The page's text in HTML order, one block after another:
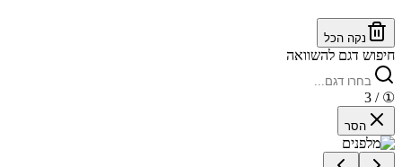
נקה הכל
חיפוש דגם להשוואה
①
/ 3
הסר